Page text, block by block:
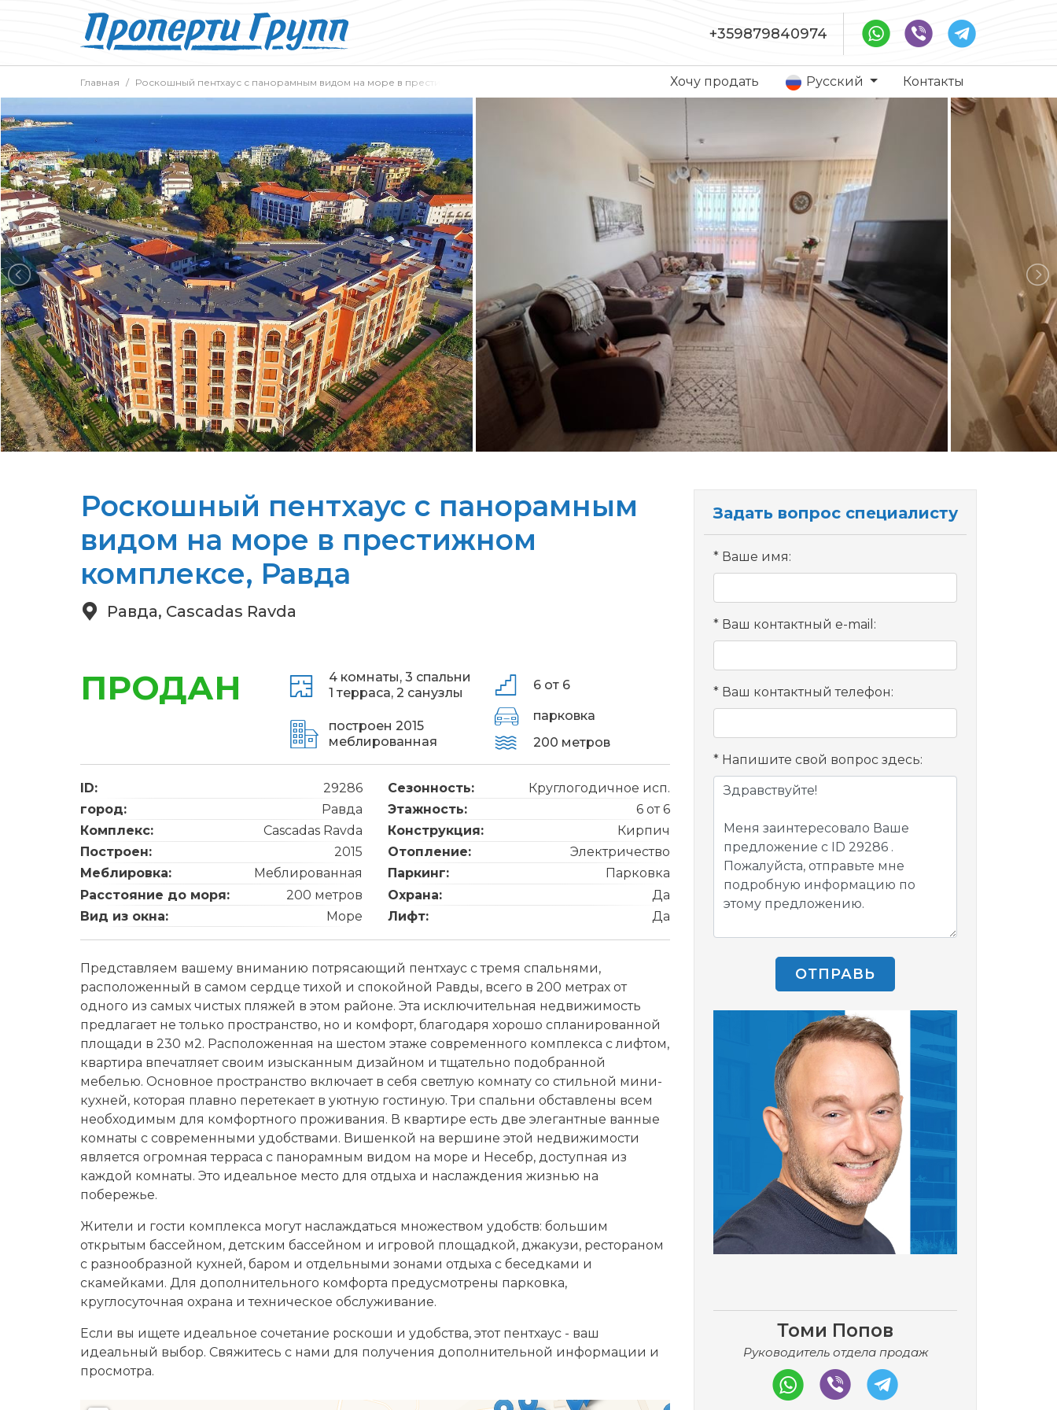
+359879840974
Главная Роскошный пентхаус с панорамным видом на море в престижном комплексе, Равда Хочу продать Русский Контакты
Роскошный пентхаус с панорамным
видом на море в престижном
комплексе, Равда
Равда, Cascadas Ravda
ПРОДАН 4 комнаты, 3 спальни
1 терраса, 2 санузлы
построен 2015
меблированная
6 от 6
парковка
200 метров
ID:
29286
город:
Равда
Комплекс:
Cascadas Ravda
Построен:
2015
Меблировка:
Меблированная
Расстояние до моря:
200 метров
Вид из окна:
Море
Сезонность:
Круглогодичное исп.
Этажность:
6 от 6
Конструкция:
Кирпич
Отопление:
Электричество
Паркинг:
Парковка
Охрана:
Да
Лифт:
Да
Представляем вашему вниманию потрясающий пентхаус с тремя спальнями,
расположенный в самом сердце тихой и спокойной Равды, всего в 200 метрах от
одного из самых чистых пляжей в этом районе. Эта исключительная недвижимость
предлагает не только пространство, но и комфорт, благодаря хорошо спланированной
площади в 230 м2. Расположенная на шестом этаже современного комплекса с лифтом,
квартира впечатляет своим изысканным дизайном и тщательно подобранной
мебелью. Основное пространство включает в себя светлую комнату со стильной мини-
кухней, которая плавно перетекает в уютную гостиную. Три спальни обставлены всем
необходимым для комфортного проживания. В квартире есть две элегантные ванные
комнаты с современными удобствами. Вишенкой на вершине этой недвижимости
является огромная терраса с панорамным видом на море и Несебр, доступная из
каждой комнаты. Это идеальное место для отдыха и наслаждения жизнью на
побережье.
Жители и гости комплекса могут наслаждаться множеством удобств: большим
открытым бассейном, детским бассейном и игровой площадкой, джакузи, рестораном
с разнообразной кухней, баром и отдельными зонами отдыха с беседками и
скамейками. Для дополнительного комфорта предусмотрены парковка,
круглосуточная охрана и техническое обслуживание.
Если вы ищете идеальное сочетание роскоши и удобства, этот пентхаус - ваш
идеальный выбор. Свяжитесь с нами для получения дополнительной информации и
просмотра.
Задать вопрос специалисту
Ваше имя:
Ваш контактный e-mail:
Ваш контактный телефон:
Напишите свой вопрос здесь:
ОТПРАВЬ
Томи Попов
Руководитель отдела продаж